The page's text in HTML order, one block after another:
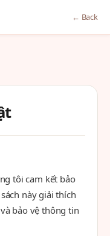
← Back
tôi cam kết bảo
này giải thích
bảo vệ thông tin